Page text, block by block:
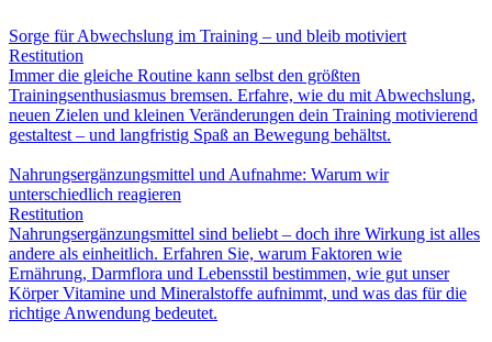
Sorge für Abwechslung im Training – und bleib motiviert
Restitution
Immer die gleiche Routine kann selbst den größten
Trainingsenthusiasmus bremsen. Erfahre, wie du mit Abwechslung,
neuen Zielen und kleinen Veränderungen dein Training motivierend
gestaltest – und langfristig Spaß an Bewegung behältst.
Nahrungsergänzungsmittel und Aufnahme: Warum wir
unterschiedlich reagieren
Restitution
Nahrungsergänzungsmittel sind beliebt – doch ihre Wirkung ist alles
andere als einheitlich. Erfahren Sie, warum Faktoren wie
Ernährung, Darmflora und Lebensstil bestimmen, wie gut unser
Körper Vitamine und Mineralstoffe aufnimmt, und was das für die
richtige Anwendung bedeutet.